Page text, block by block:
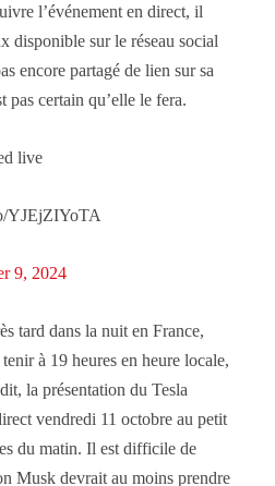
l’événement en direct, il
disponible sur le réseau social
encore partagé de lien sur sa
pas certain qu’elle le fera.
live
YJEjZIYoTA
9, 2024
tard dans la nuit en France,
à 19 heures en heure locale,
la présentation du Tesla
vendredi 11 octobre au petit
du matin. Il est difficile de
Musk devrait au moins prendre